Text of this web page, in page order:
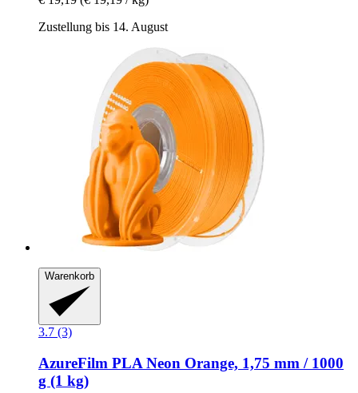
Zustellung bis 14. August
Warenkorb
3.7 (3)
AzureFilm PLA Neon Orange, 1,75 mm / 1000
g (1 kg)